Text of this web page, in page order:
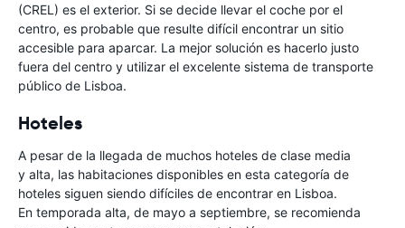
(CREL) es el exterior. Si se decide llevar el coche por el
centro, es probable que resulte difícil encontrar un sitio
accesible para aparcar. La mejor solución es hacerlo justo
fuera del centro y utilizar el excelente sistema de transporte
público de Lisboa.
Hoteles
A pesar de la llegada de muchos hoteles de clase media
y alta, las habitaciones disponibles en esta categoría de
hoteles siguen siendo difíciles de encontrar en Lisboa.
En temporada alta, de mayo a septiembre, se recomienda